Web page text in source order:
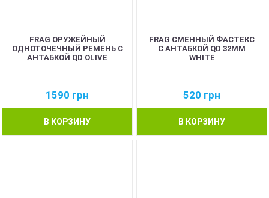
FRAG ОРУЖЕЙНЫЙ
ОДНОТОЧЕЧНЫЙ РЕМЕНЬ С
АНТАБКОЙ QD OLIVE
1590 грн
В КОРЗИНУ
FRAG СМЕННЫЙ ФАСТЕКС
С АНТАБКОЙ QD 32ММ
WHITE
520 грн
В КОРЗИНУ